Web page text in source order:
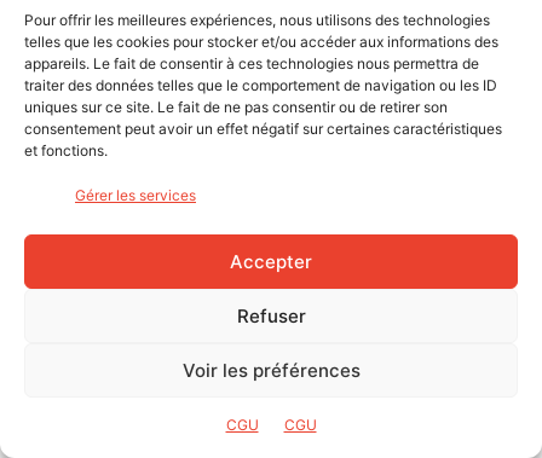
Pour offrir les meilleures expériences, nous utilisons des technologies
telles que les cookies pour stocker et/ou accéder aux informations des
appareils. Le fait de consentir à ces technologies nous permettra de
traiter des données telles que le comportement de navigation ou les ID
uniques sur ce site. Le fait de ne pas consentir ou de retirer son
consentement peut avoir un effet négatif sur certaines caractéristiques
et fonctions.
Gérer les services
Accepter
Refuser
Voir les préférences
CGU CGU
dérape. Heureusement qu’à ce moment, je n’avais
que la roue arrière équipée avec un sector.
Ils sont hyper dangereux !
Je reste médusé vis-à-vis de tous les éloges du
Sector. Ils seront vites démontés.
Je viens également de tester les Challenger TLR en
également à 4 bars, ils sont moins confortable que les
Fusion all season. C’est peut être dû à une pression
trop élevée. Sur le mouillé, ils sont également moins
bon que les Fusion all season.